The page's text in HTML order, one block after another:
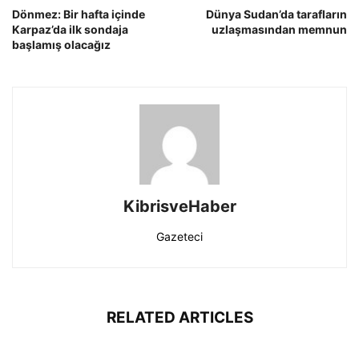
Dönmez: Bir hafta içinde
Karpaz’da ilk sondaja
başlamış olacağız
Dünya Sudan’da tarafların
uzlaşmasından memnun
KibrisveHaber
Gazeteci
RELATED ARTICLES